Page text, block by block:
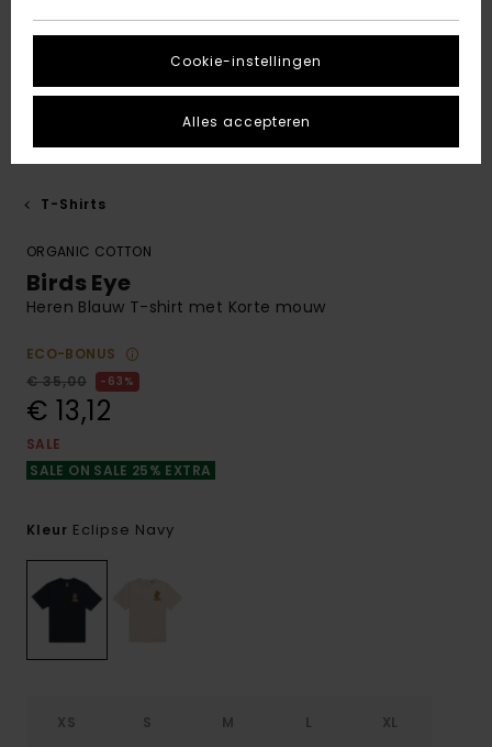
T-Shirts
ORGANIC COTTON
Birds Eye
Heren Blauw T-shirt met Korte mouw
ECO-BONUS
€ 35,00
63%
€ 13,12
SALE
SALE ON SALE 25% EXTRA
Kleur Eclipse Navy
XS S M L XL
Cookie-instellingen
Alles accepteren